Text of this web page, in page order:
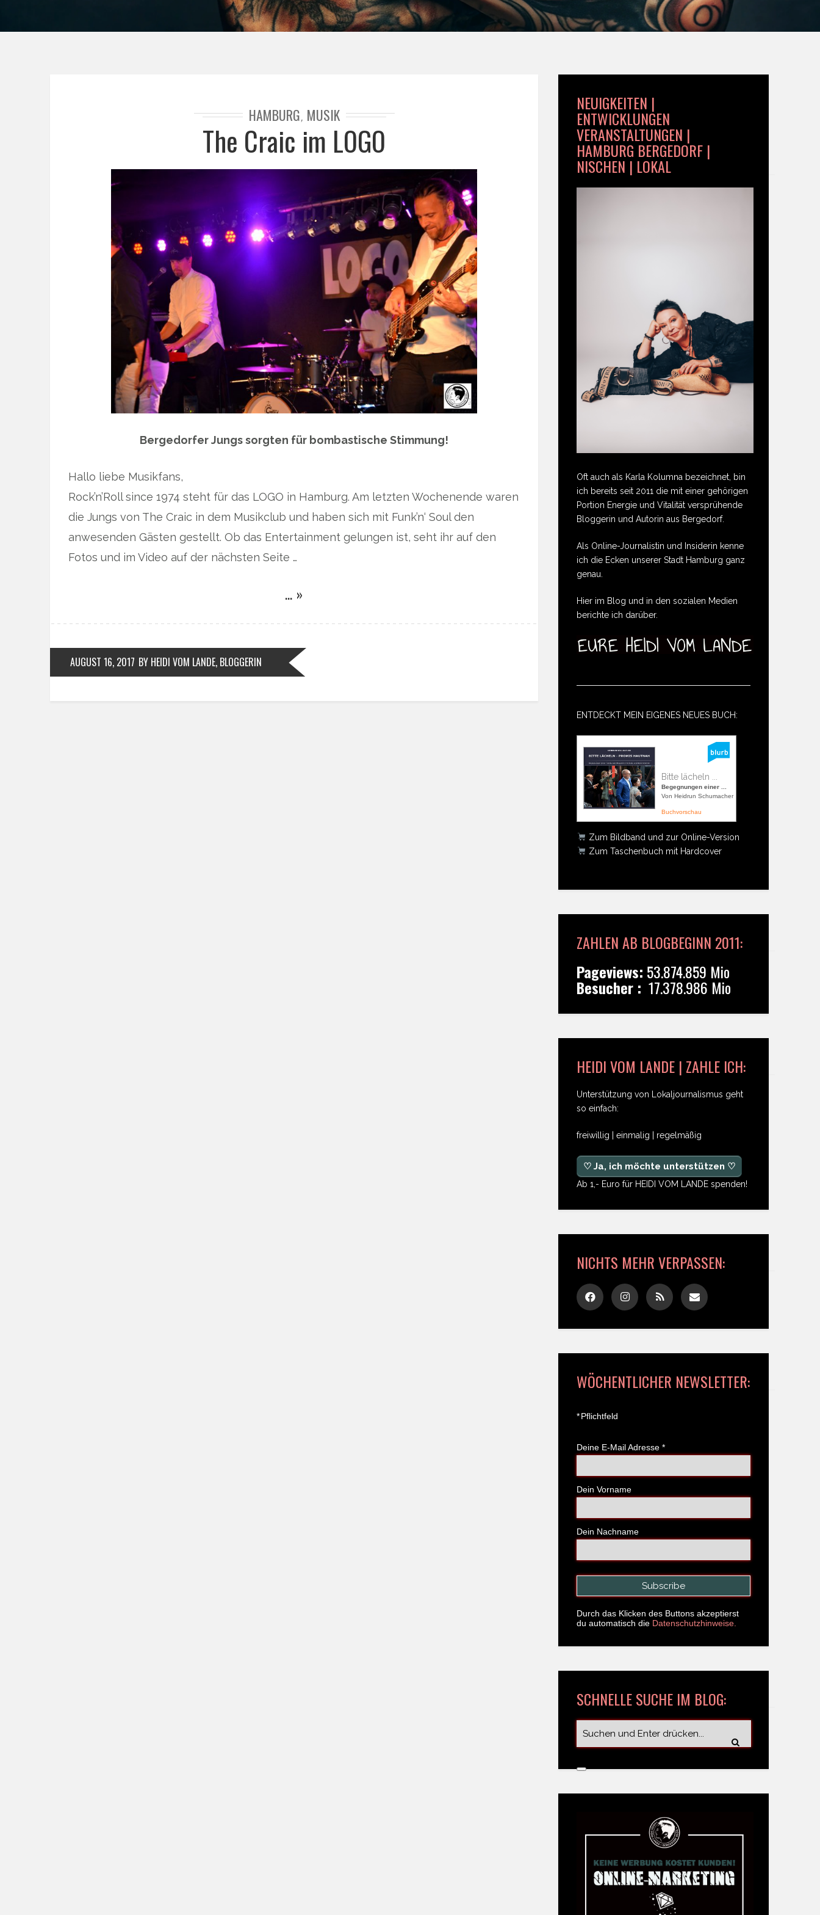
HAMBURG, MUSIK
The Craic im LOGO
Bergedorfer Jungs sorgten für bombastische Stimmung!
Hallo liebe Musikfans,
Rock’n’Roll since 1974 steht für das LOGO in Hamburg. Am letzten Wochenende waren
die Jungs von The Craic in dem Musikclub und haben sich mit Funk’n‘ Soul den
anwesenden Gästen gestellt. Ob das Entertainment gelungen ist, seht ihr auf den
Fotos und im Video auf der nächsten Seite …
… »
AUGUST 16, 2017 BY HEIDI VOM LANDE, BLOGGERIN
NEUIGKEITEN |
ENTWICKLUNGEN
VERANSTALTUNGEN |
HAMBURG BERGEDORF |
NISCHEN | LOKAL
Oft auch als Karla Kolumna bezeichnet, bin
ich bereits seit 2011 die mit einer gehörigen
Portion Energie und Vitalität versprühende
Bloggerin und Autorin aus Bergedorf.
Als Online-Journalistin und Insiderin kenne
ich die Ecken unserer Stadt Hamburg ganz
genau.
Hier im Blog und in den sozialen Medien
berichte ich darüber.
ENTDECKT MEIN EIGENES NEUES BUCH:
Bitte lächeln ...
Begegnungen einer ...
Von Heidrun Schumacher
Buchvorschau
Zum Bildband und zur Online-Version
Zum Taschenbuch mit Hardcover
ZAHLEN AB BLOGBEGINN 2011:
Pageviews: 53.874.859 Mio
Besucher : 17.378.986 Mio
HEIDI VOM LANDE | ZAHLE ICH:
Unterstützung von Lokaljournalismus geht
so einfach:
freiwillig | einmalig | regelmäßig
♡ Ja, ich möchte unterstützen ♡
Ab 1,- Euro für HEIDI VOM LANDE spenden!
NICHTS MEHR VERPASSEN:
WÖCHENTLICHER NEWSLETTER:
*Pflichtfeld
Deine E-Mail Adresse *
Dein Vorname
Dein Nachname
Durch das Klicken des Buttons akzeptierst
du automatisch die Datenschutzhinweise.
SCHNELLE SUCHE IM BLOG: